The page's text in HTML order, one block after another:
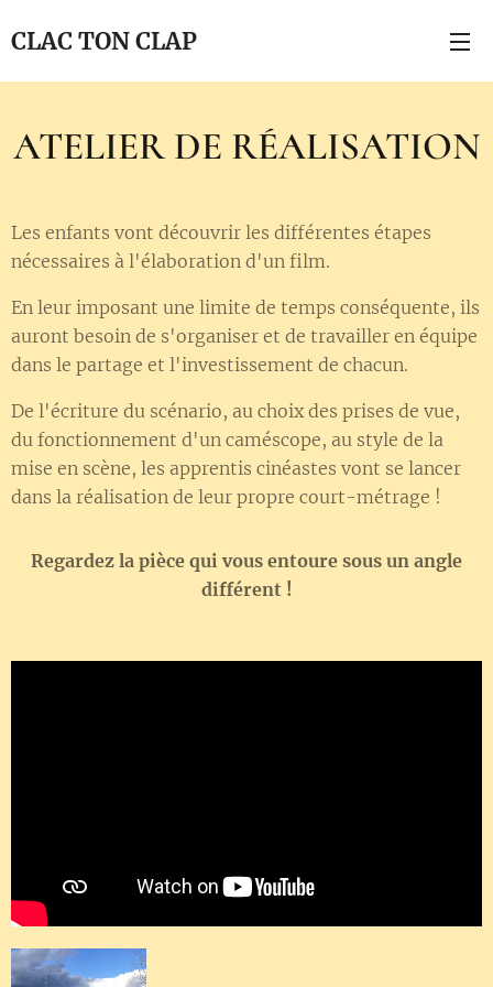
CLAC TON CLAP
ATELIER DE RÉALISATION
Les enfants vont découvrir les différentes étapes
nécessaires à l'élaboration d'un film.
En leur imposant une limite de temps conséquente, ils
auront besoin de s'organiser et de travailler en équipe
dans le partage et l'investissement de chacun.
De l'écriture du scénario, au choix des prises de vue,
du fonctionnement d'un caméscope, au style de la
mise en scène, les apprentis cinéastes vont se lancer
dans la réalisation de leur propre court-métrage !
Regardez la pièce qui vous entoure sous un angle
différent !